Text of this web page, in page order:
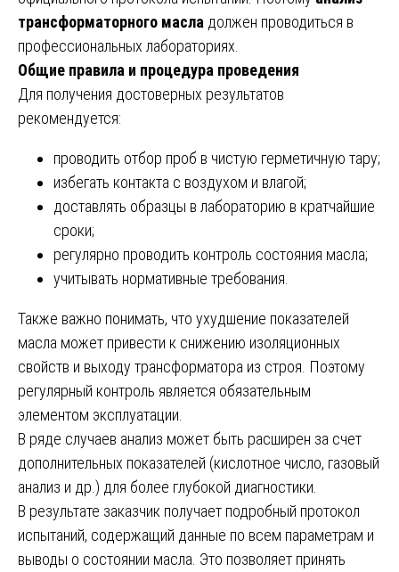
трансформаторного масла должен проводиться в
профессиональных лабораториях.
Общие правила и процедура проведения
Для получения достоверных результатов
рекомендуется:
проводить отбор проб в чистую герметичную тару;
избегать контакта с воздухом и влагой;
доставлять образцы в лабораторию в кратчайшие
сроки;
регулярно проводить контроль состояния масла;
учитывать нормативные требования.
Также важно понимать, что ухудшение показателей
масла может привести к снижению изоляционных
свойств и выходу трансформатора из строя. Поэтому
регулярный контроль является обязательным
элементом эксплуатации.
В ряде случаев анализ может быть расширен за счет
дополнительных показателей (кислотное число, газовый
анализ и др.) для более глубокой диагностики.
В результате заказчик получает подробный протокол
испытаний, содержащий данные по всем параметрам и
выводы о состоянии масла. Это позволяет принять